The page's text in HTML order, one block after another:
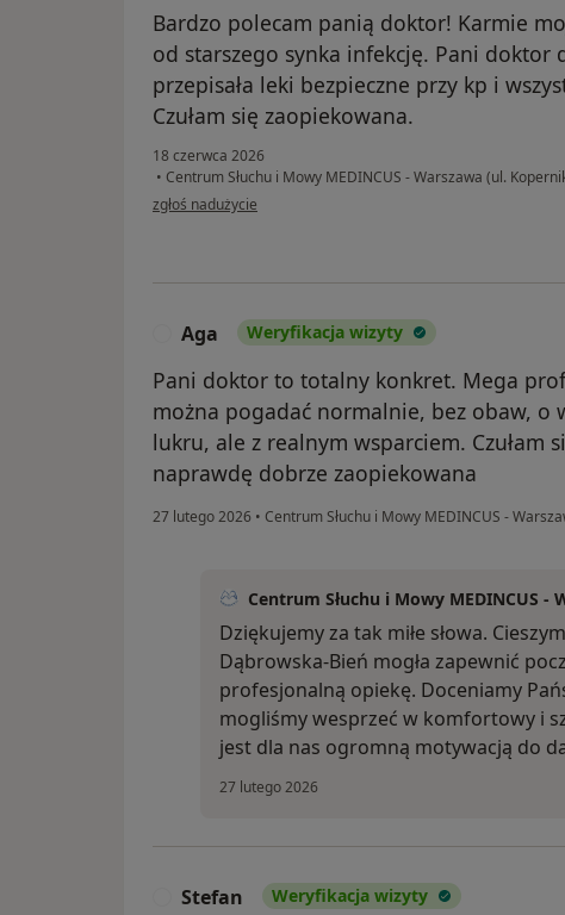
Bardzo polecam panią doktor! Karmie
od starszego synka infekcję. Pani doktor
przepisała leki bezpieczne przy kp i
Czułam się zaopiekowana.
18 czerwca 2026
• Centrum Słuchu i Mowy MEDINCUS - Warszawa (ul.
w opinii użytkownika Magda Iwanowska
zgłoś nadużycie
Aga Weryfikacja wizyty
Pani doktor to totalny konkret. Mega
można pogadać normalnie, bez obaw, o
lukru, ale z realnym wsparciem. Czułam
naprawdę dobrze zaopiekowana
27 lutego 2026 • Centrum Słuchu i Mowy MEDINCUS -
Centrum Słuchu i Mowy MEDINCUS -
Dziękujemy za tak miłe słowa.
Dąbrowska-Bień mogła zapewnić
profesjonalną opiekę. Doceniamy
mogliśmy wesprzeć w komfortowy i
jest dla nas ogromną motywacją do
27 lutego 2026
Stefan Weryfikacja wizyty